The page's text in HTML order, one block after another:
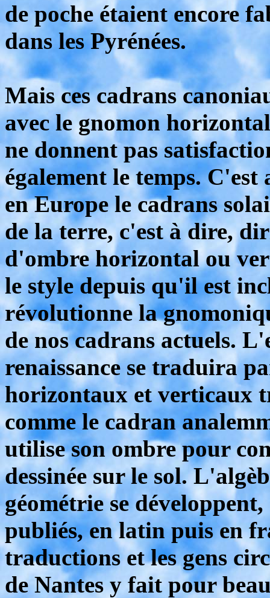
de poche étaient encore
dans les Pyrénées.
Mais ces cadrans
avec le gnomon
ne donnent pas
également le temps.
en Europe le cadrans
de la terre, c'est à dire,
d'ombre horizontal ou
le style depuis qu'il est
révolutionne la
de nos cadrans actuels.
renaissance se traduira
horizontaux et verticaux
comme le cadran
utilise son ombre pour
dessinée sur le sol.
géométrie se
publiés, en latin puis en
traductions et les gens
de Nantes y fait pour